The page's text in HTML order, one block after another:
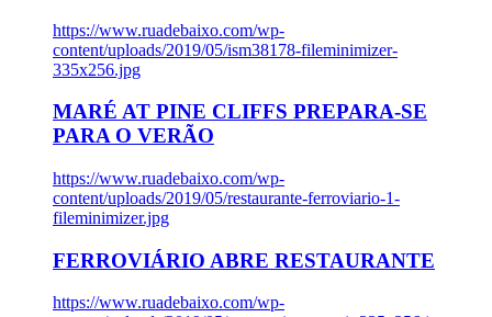
https://www.ruadebaixo.com/wp-
content/uploads/2019/05/ism38178-fileminimizer-
335x256.jpg
MARÉ AT PINE CLIFFS PREPARA-SE
PARA O VERÃO
https://www.ruadebaixo.com/wp-
content/uploads/2019/05/restaurante-ferroviario-1-
fileminimizer.jpg
FERROVIÁRIO ABRE RESTAURANTE
https://www.ruadebaixo.com/wp-